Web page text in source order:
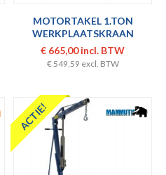
MOTORTAKEL 1.TON
WERKPLAATSKRAAN
PALLET...
€ 665,00 incl. BTW
€ 549,59 excl. BTW
ACTIE!